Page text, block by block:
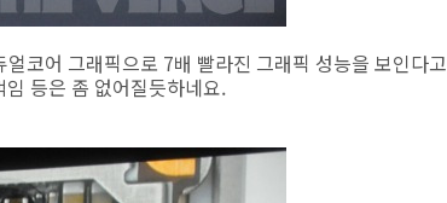
코어 그래픽으로 7배 빨라진 그래픽 성능을 보인다고
등은 좀 없어질듯하네요.